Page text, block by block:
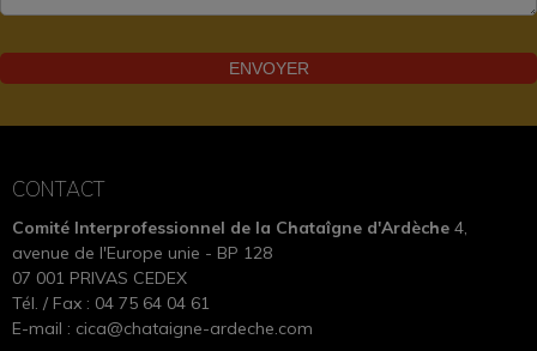
CONTACT
Comité Interprofessionnel de la Chataîgne d'Ardèche 4,
avenue de l'Europe unie - BP 128
07 001 PRIVAS CEDEX
Tél. / Fax : 04 75 64 04 61
E-mail : cica@chataigne-ardeche.com